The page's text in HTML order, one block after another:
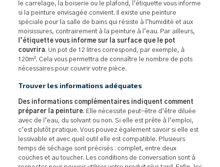
le carrelage, la boiserie ou le plafond, l’étiquette vous informe
si la peinture envisagée convient. Il existe une peinture
spéciale pour la salle de bains qui résiste à l’humidité et aux
moisissures, contrairement à la peinture à l’eau. Par ailleurs,
l’étiquette vous informe sur la surface que le pot
couvrira. Un pot de 12 litres correspond, par exemple, à
120m². Cela vous permettra de connaître le nombre de pots
nécessaires pour couvrir votre pièce.
Trouver les informations adéquates
Des informations complémentaires indiquent comment
préparer la peinture. Elle nécessite peut-être d’être diluée
avec de l’eau, du solvant ou non. Si elle est prête à l’emploi,
c’est plutôt pratique. Vous pouvez également savoir si elle est
lessivable et avec quel outil elle est compatible. Plusieurs
temps de séchage sont précisés : complet, entre deux
couches et au toucher. Les conditions de conversation sont à